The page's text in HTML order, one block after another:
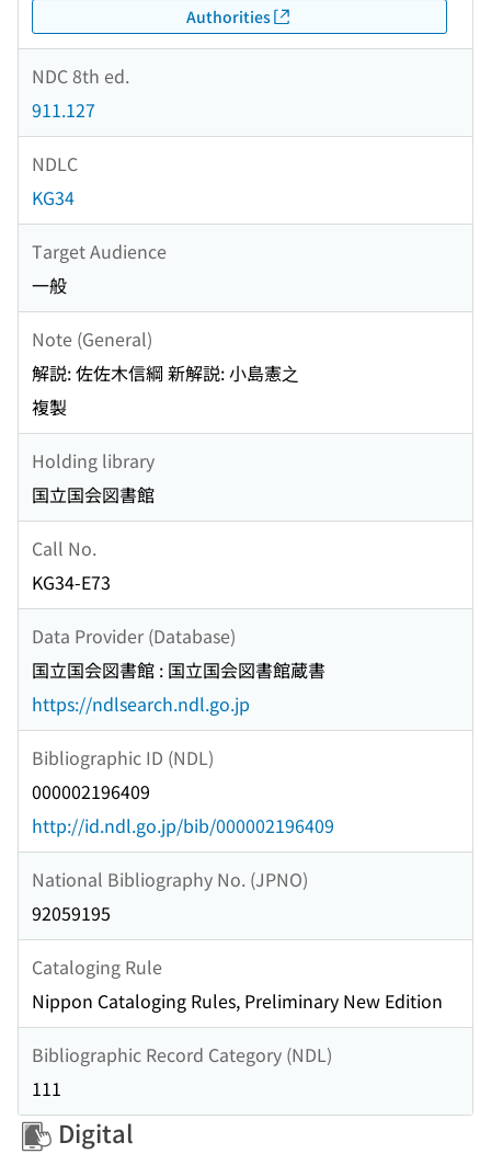
Authorities
NDC 8th ed.
911.127
NDLC
KG34
Target Audience
一般
Note (General)
解説: 佐佐木信綱 新解説: 小島憲之
複製
Holding library
国立国会図書館
Call No.
KG34-E73
Data Provider (Database)
国立国会図書館 : 国立国会図書館蔵書
https://ndlsearch.ndl.go.jp
Bibliographic ID (NDL)
000002196409
http://id.ndl.go.jp/bib/000002196409
National Bibliography No. (JPNO)
92059195
Cataloging Rule
Nippon Cataloging Rules, Preliminary New Edition
Bibliographic Record Category (NDL)
111
Digital